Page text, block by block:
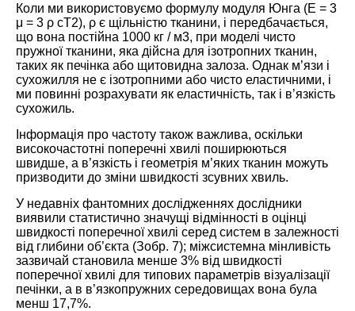
Коли ми використовуємо формулу модуля Юнга (E = 3
μ = 3 ρ cT2), ρ є щільністю тканини, і передбачається,
що вона постійна 1000 кг / м3, при моделі чисто
пружної тканини, яка дійсна для ізотропних тканин,
таких як печінка або щитовидна залоза. Однак м’язи і
сухожилля не є ізотропними або чисто еластичними, і
ми повинні розрахувати як еластичність, так і в’язкість
сухожиль.
Інформація про частоту також важлива, оскільки
високочастотні поперечні хвилі поширюються
швидше, а в’язкість і геометрія м’яких тканин можуть
призводити до зміни швидкості зсувних хвиль.
У недавніх фантомних дослідженнях дослідники
виявили статистично значущі відмінності в оцінці
швидкості поперечної хвилі серед систем в залежності
від глибини об’єкта (Зобр. 7); міжсистемна мінливість
зазвичай становила менше 3% від швидкості
поперечної хвилі для типових параметрів візуалізації
печінки, а в в’язкопружних середовищах вона була
менш 17,7%.